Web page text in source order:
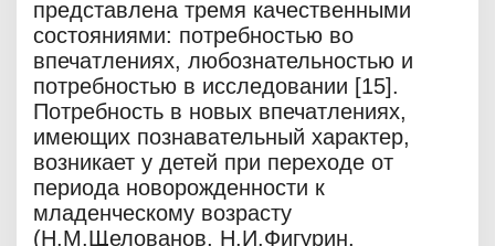
представлена тремя качественными
состояниями: потребностью во
впечатлениях, любознательностью и
потребностью в исследовании [15].
Потребность в новых впечатлениях,
имеющих познавательный характер,
возникает у детей при переходе от
периода новорожденности к
младенческому возрасту
(Н.М.Щелованов, Н.И.Фигурин,